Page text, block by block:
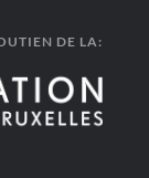
DE LA: